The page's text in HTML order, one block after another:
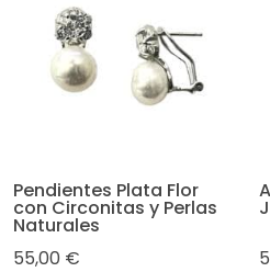
Pendientes Plata Flor
con Circonitas y Perlas
Naturales
55,00 €